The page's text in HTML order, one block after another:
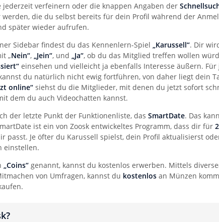
jederzeit verfeinern oder die knappen Angaben der
die du selbst bereits für dein Profil während der
später wieder aufrufen.
Sidebar findest du das Kennenlern-Spiel
„Karussell“. Dir
„Nein“, „Jein“, und „Ja“, ob du das Mitglied treffen wollen
einsehen und vielleicht ja ebenfalls Interesse äußern.
du natürlich nicht ewig fortführen, von daher liegt dein
online“ siehst du die Mitglieder, mit denen du jetzt sofort
dem du auch Videochatten kannst.
der letzte Punkt der Funktionenliste, das SmartDate. Das
ist ein von Zoosk entwickeltes Programm, dass dir für
passt. Je öfter du Karussell spielst, dein Profil aktualisierst
einstellen.
„Coins“ genannt, kannst du kostenlos erwerben. Mittels
von Umfragen, kannst du kostenlos an Münzen